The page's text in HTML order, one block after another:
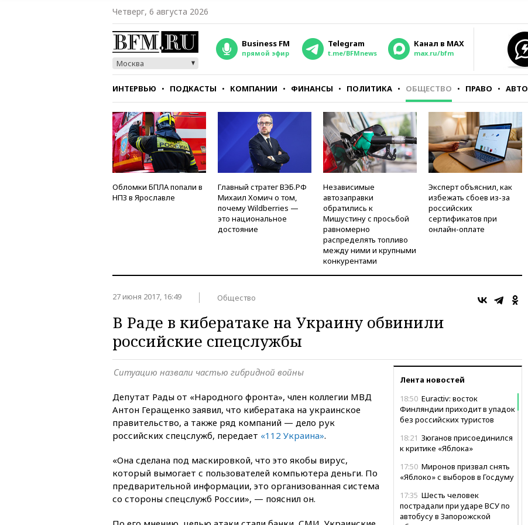
Четверг, 6 августа 2026
Москва
Business FM
прямой эфир
Telegram
t.me/BFMnews
Канал в MAX
max.ru/bfm
ИНТЕРВЬЮ ПОДКАСТЫ КОМПАНИИ ФИНАНСЫ ПОЛИТИКА ОБЩЕСТВО ПРАВО АВТО
СТИЛЬ ТЕСТЫ
Обломки БПЛА попали в
НПЗ в Ярославле
Главный стратег ВЭБ.РФ
Михаил Хомич о том,
почему Wildberries —
это национальное
достояние
Независимые
автозаправки
обратились к
Мишустину с просьбой
равномерно
распределять топливо
между ними и крупными
конкурентами
Эксперт объяснил, как
избежать сбоев из-за
российских
сертификатов при
онлайн-оплате
27 июня 2017, 16:49 Общество
В Раде в кибератаке на Украину обвинили
российские спецслужбы
Лента новостей
18:50 Euractiv: восток
Финляндии приходит в упадок
без российских туристов
18:21 Зюганов присоединился
к критике «Яблока»
17:50 Миронов призвал снять
«Яблоко» с выборов в Госдуму
17:35 Шесть человек
пострадали при ударе ВСУ по
автобусу в Запорожской
Ситуацию назвали частью гибридной войны
Депутат Рады от «Народного фронта», член коллегии МВД
Антон Геращенко заявил, что кибератака на украинское
правительство, а также ряд компаний — дело рук
российских спецслужб, передает «112 Украина».
«Она сделана под маскировкой, что это якобы вирус,
который вымогает с пользователей компьютера деньги. По
предварительной информации, это организованная система
со стороны спецслужб России», — пояснил он.